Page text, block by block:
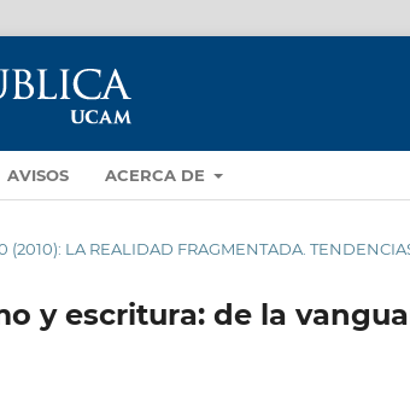
AVISOS ACERCA DE
(2010): LA REALIDAD FRAGMENTADA.
y escritura: de la